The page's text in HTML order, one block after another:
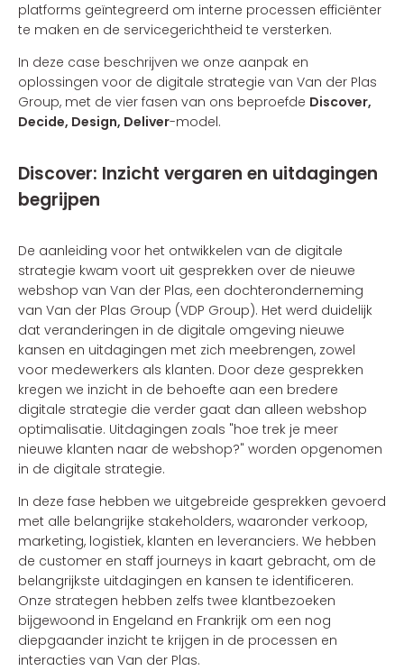
platforms geïntegreerd om interne processen efficiënter
te maken en de servicegerichtheid te versterken.
In deze case beschrijven we onze aanpak en
oplossingen voor de digitale strategie van Van der Plas
Group, met de vier fasen van ons beproefde Discover,
Decide, Design, Deliver-model.
Discover: Inzicht vergaren en uitdagingen
begrijpen
De aanleiding voor het ontwikkelen van de digitale
strategie kwam voort uit gesprekken over de nieuwe
webshop van Van der Plas, een dochteronderneming
van Van der Plas Group (VDP Group). Het werd duidelijk
dat veranderingen in de digitale omgeving nieuwe
kansen en uitdagingen met zich meebrengen, zowel
voor medewerkers als klanten. Door deze gesprekken
kregen we inzicht in de behoefte aan een bredere
digitale strategie die verder gaat dan alleen webshop
optimalisatie. Uitdagingen zoals "hoe trek je meer
nieuwe klanten naar de webshop?" worden opgenomen
in de digitale strategie.
In deze fase hebben we uitgebreide gesprekken gevoerd
met alle belangrijke stakeholders, waaronder verkoop,
marketing, logistiek, klanten en leveranciers. We hebben
de customer en staff journeys in kaart gebracht, om de
belangrijkste uitdagingen en kansen te identificeren.
Onze strategen hebben zelfs twee klantbezoeken
bijgewoond in Engeland en Frankrijk om een nog
diepgaander inzicht te krijgen in de processen en
interacties van Van der Plas.